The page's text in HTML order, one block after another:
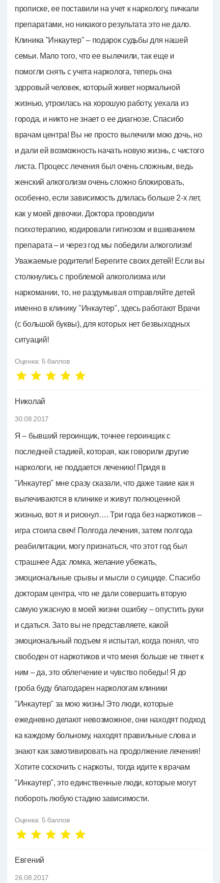
прописке, ее поставили на учет к наркологу, пичкали
препаратами, но никакого результата это не дало.
Клиника "Инкаутер" – подарок судьбы для нашей
семьи. Мало того, что ее вылечили, так еще и
помогли снять с учета нарколога, теперь она
здоровый человек, который живет нормальной
жизнью, утроилась на хорошую работу, уехала из
города, и никто не знает о ее диагнозе. Спасибо
врачам центра! Вы не просто вылечили мою дочь, но
и дали ей возможность начать новую жизнь, с чистого
листа. Процесс лечения был очень сложным, ведь
женский алкоголизм очень сложно блокировать,
особенно, если зависимость длилась больше 2-х лет,
как у моей девочки. Доктора проводили
психотерапию, кодировали гипнозом и вшиванием
препарата – и через год мы победили алкоголизм!
Уважаемые родители! Берегите своих детей! Если вы
столкнулись с проблемой алкоголизма или
наркомании, то, не раздумывая отправляйте детей
именно в клинику "Инкаутер", здесь работают Врачи
(с большой буквы), для которых нет безвыходных
ситуаций!
Оценка: 5 баллов
Николай
30.08.2017
Я – бывший героинщик, точнее героинщик с
последней стадией, которая, как говорили другие
наркологи, не поддается лечению! Придя в
"Инкаутер" мне сразу сказали, что даже такие как я
вылечиваются в клинике и живут полноценной
жизнью, вот я и рискнул…. Три года без наркотиков –
игра стоила свеч! Полгода лечения, затем полгода
реабилитации, могу признаться, что этот год был
страшнее Ада: ломка, желание убежать,
эмоциональные срывы и мысли о суициде. Спасибо
докторам центра, что не дали совершить вторую
самую ужасную в моей жизни ошибку – опустить руки
и сдаться. Зато вы не представляете, какой
эмоциональный подъем я испытал, когда понял, что
свободен от наркотиков и что меня больше не тянет к
ним – да, это облегчение и чувство победы! Я до
гроба буду благодарен наркологам клиники
"Инкаутер" за мою жизнь! Это люди, которые
ежедневно делают невозможное, они находят подход
ка каждому больному, находят правильные слова и
знают как замотивировать на продолжение лечения!
Хотите соскочить с наркоты, тогда идите к врачам
"Инкаутер", это единственные люди, которые могут
побороть любую стадию зависимости.
Оценка: 5 баллов
Евгений
26.08.2017